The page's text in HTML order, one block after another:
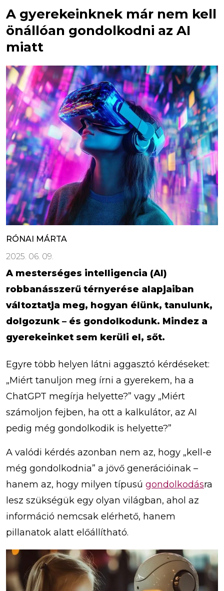
A gyerekeinknek már nem kell
önállóan gondolkodni az AI
miatt
RÓNAI MÁRTA
2025. 06. 09.
A mesterséges intelligencia (AI)
robbanásszerű térnyerése alapjaiban
változtatja meg, hogyan élünk, tanulunk,
dolgozunk – és gondolkodunk. Mindez a
gyerekeinket sem kerüli el, sőt.
Egyre több helyen látni aggasztó kérdéseket:
„Miért tanuljon meg írni a gyerekem, ha a
ChatGPT megírja helyette?” vagy „Miért
számoljon fejben, ha ott a kalkulátor, az AI
pedig még gondolkodik is helyette?”
A valódi kérdés azonban nem az, hogy „kell-e
még gondolkodnia” a jövő generációinak –
hanem az, hogy milyen típusú gondolkodásra
lesz szükségük egy olyan világban, ahol az
információ nemcsak elérhető, hanem
pillanatok alatt előállítható.